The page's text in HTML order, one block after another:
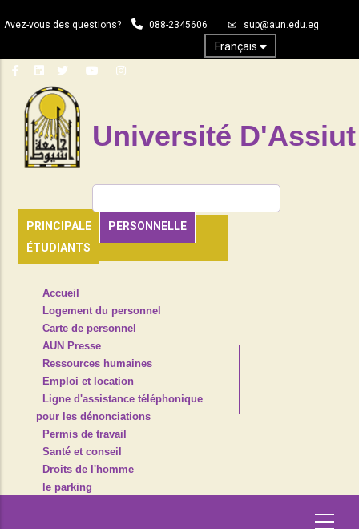
au
principal
Avez-vous des questions? 088-2345606 sup@aun.edu.eg
Français
Université D'Assiut
PRINCIPALE
PERSONNELLE
ÉTUDIANTS
HEADER
NAVIGATION
Accueil
Logement du personnel
Carte de personnel
AUN Presse
Ressources humaines
Emploi et location
Ligne d'assistance téléphonique
pour les dénonciations
Permis de travail
Santé et conseil
Droits de l'homme
le parking